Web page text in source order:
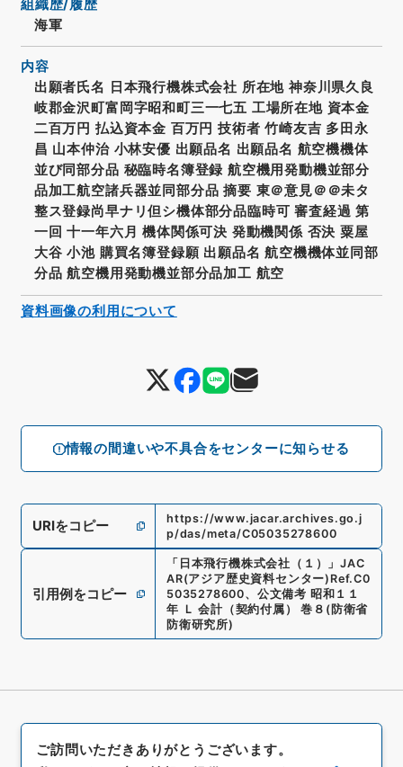
情報の間違いや不具合をセンターに知らせる
組織歴/履歴
海軍
内容
出願者氏名 日本飛行機株式会社 所在地 神奈川県久良
岐郡金沢町富岡字昭和町三一七五 工場所在地 資本金
二百万円 払込資本金 百万円 技術者 竹崎友吉 多田永
昌 山本仲治 小林安優 出願品名 出願品名 航空機機体
並び同部分品 秘臨時名簿登録 航空機用発動機並部分
品加工航空諸兵器並同部分品 摘要 東＠意見＠＠未タ
整ス登録尚早ナリ但シ機体部分品臨時可 審査経過 第
一回 十一年六月 機体関係可決 発動機関係 否決 粟屋
大谷 小池 購買名簿登録願 出願品名 航空機機体並同部
分品 航空機用発動機並部分品加工 航空
URIをコピー
https://www.jacar.archives.go.j
p/das/meta/C05035278600
引用例をコピー
「 日本飛行機株式会社（１） 」JAC
AR(アジア歴史資料センター) Ref.C0
5035278600、 公文備考 昭和１１
年 Ｌ 会計（契約付属） 巻８ ( 防衛省
防衛研究所)
資料画像の利用について
ご訪問いただきありがとうございます。